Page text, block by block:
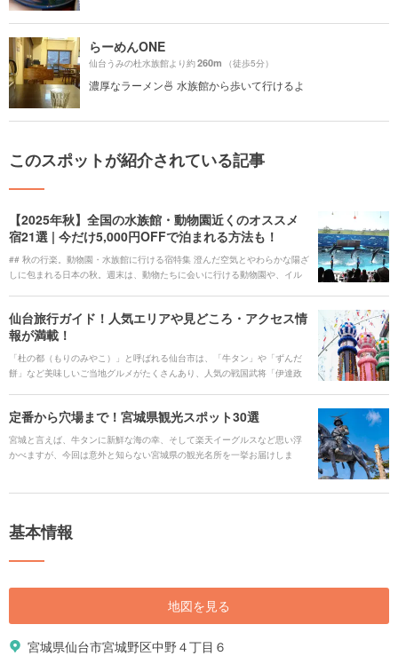
らーめんONE
仙台うみの杜水族館より約260m （徒歩5分）
濃厚なラーメン🍜 水族館から歩いて行けるよ
このスポットが紹介されている記事
【2025年秋】全国の水族館・動物園近くのオススメ
宿21選 | 今だけ5,000円OFFで泊まれる方法も！
## 秋の行楽。動物園・水族館に行ける宿特集 澄んだ空気とやわらかな陽ざ
しに包まれる日本の秋。週末は、動物たちに会いに行ける動物園や、イル
が良いおすすめ宿をご紹介。パンダやジンベエザメ、イルカのパフォーマ
ンスまで—秋空の下で見て、学んで、癒やされる時間をどうぞ。 気になる
ル・旅館の宿泊予約サービス<b><u>[Relux(リラックス)](https://rlx.jp/)</u>
</b>で予約しましょう。 提供：KDDI株式会社
仙台旅行ガイド！人気エリアや見どころ・アクセス情
報が満載！
「杜の都（もりのみやこ）」と呼ばれる仙台市は、「牛タン」や「ずんだ
餅」など美味しいご当地グルメがたくさんあり、人気の戦国武将「伊達政
れる仙台市を旅行する時に役立つ、見どころや観光スポット、ご当地グル
メ、アクセス、宿泊施設、イベント、お得なチケットなどを一挙にご紹介
します！
定番から穴場まで！宮城県観光スポット30選
宮城と言えば、牛タンに新鮮な海の幸、そして楽天イーグルスなど思い浮
かべますが、今回は意外と知らない宮城県の観光名所を一挙お届けしま
基本情報
地図を見る
宮城県仙台市宮城野区中野４丁目６